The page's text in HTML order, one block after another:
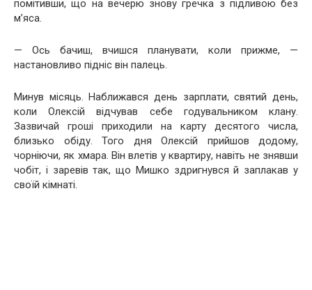
помітивши, що на вечерю знову гречка з підливою без
м’яса.
— Ось бачиш, вчишся планувати, коли прижме, —
настановливо підніс він палець.
Минув місяць. Наближався день зарплати, святий день,
коли Олексій відчував себе годувальником клану.
Зазвичай гроші приходили на карту десятого числа,
близько обіду. Того дня Олексій прийшов додому,
чорніючи, як хмара. Він влетів у квартиру, навіть не знявши
чобіт, і заревів так, що Мишко здригнувся й заплакав у
своїй кімнаті.